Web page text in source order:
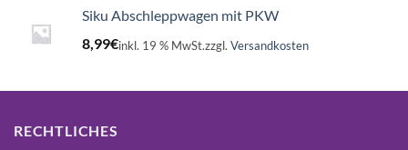
Siku Abschleppwagen mit PKW
8,99€inkl. 19 % MwSt.zzgl. Versandkosten
RECHTLICHES